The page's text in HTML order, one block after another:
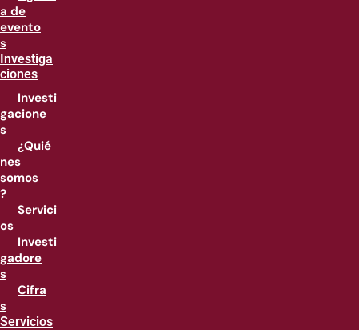
a de
evento
s
Investiga
ciones
Investi
gacione
s
¿Quié
nes
somos
?
Servici
os
Investi
gadore
s
Cifra
s
Servicios